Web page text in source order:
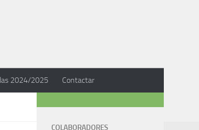
2024/2025 Contactar
COLABORADORES